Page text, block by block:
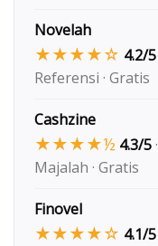
Novelah
★★★★☆ 4.2/5
Referensi · Gratis
Cashzine
★★★★½ 4.3/5
Majalah · Gratis
Finovel
★★★★☆ 4.1/5